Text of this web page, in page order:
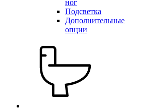
ног
Подсветка
Дополнительные
опции